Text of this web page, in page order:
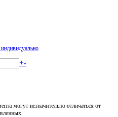
+-
могут незначительно отличаться от